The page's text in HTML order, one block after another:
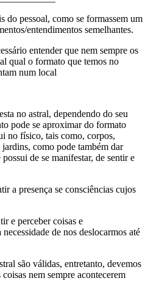
do pessoal, como se formassem um
entendimentos semelhantes.
entender que nem sempre os
qual o formato que temos no
num local
no astral, dependendo do seu
pode se aproximar do formato
no físico, tais como, corpos,
como pode também dar
de se manifestar, de sentir e
a presença se consciências cujos
e perceber coisas e
de nos deslocarmos até
são válidas, entretanto, devemos
nem sempre acontecerem